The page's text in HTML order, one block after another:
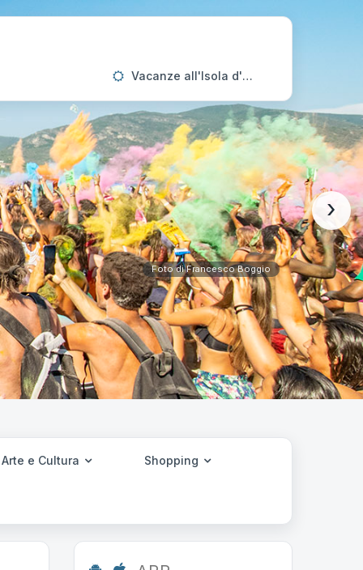
Vacanze all'Isola d'Elba
Foto di Francesco Boggio
›
Arte e Cultura Shopping